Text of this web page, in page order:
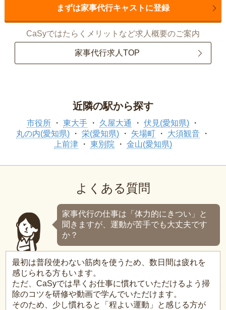
まずは家事代行キャストに登録
CaSyではたらくメリットなど求人概要のご案内
家事代行求人TOP
近隣の駅から探す
市役所 東大手 久屋大通
伏見(愛知県)
丸の内(愛知県)
栄(愛知県) 矢場町
大須観音
上前津
東別院 金山(愛知県)
よくある質問
家事代行の仕事は「体力的にきつい」と
聞きますが、運動が苦手でも大丈夫です
か？
最初は普段使わない筋肉を使うため、数日間は疲れを
感じられる方もいます。
ただ、CaSyでは早くお仕事に慣れていただけるよう掃
除のコツを研修や動画で学んでいただけます。
そのため、少し慣れると「程よい運動」と感じる方が